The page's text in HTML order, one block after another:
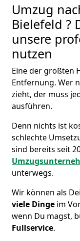
Umzug
Bielefeld ?
unsere
nutzen
Eine der größten
Entfernung. Wer
zieht, der muss
ausführen.
Denn nichts ist
schlechte
sind bereits seit
unterwegs.
Wir können als
viele Dinge im
wenn Du magst,
Fullservice.